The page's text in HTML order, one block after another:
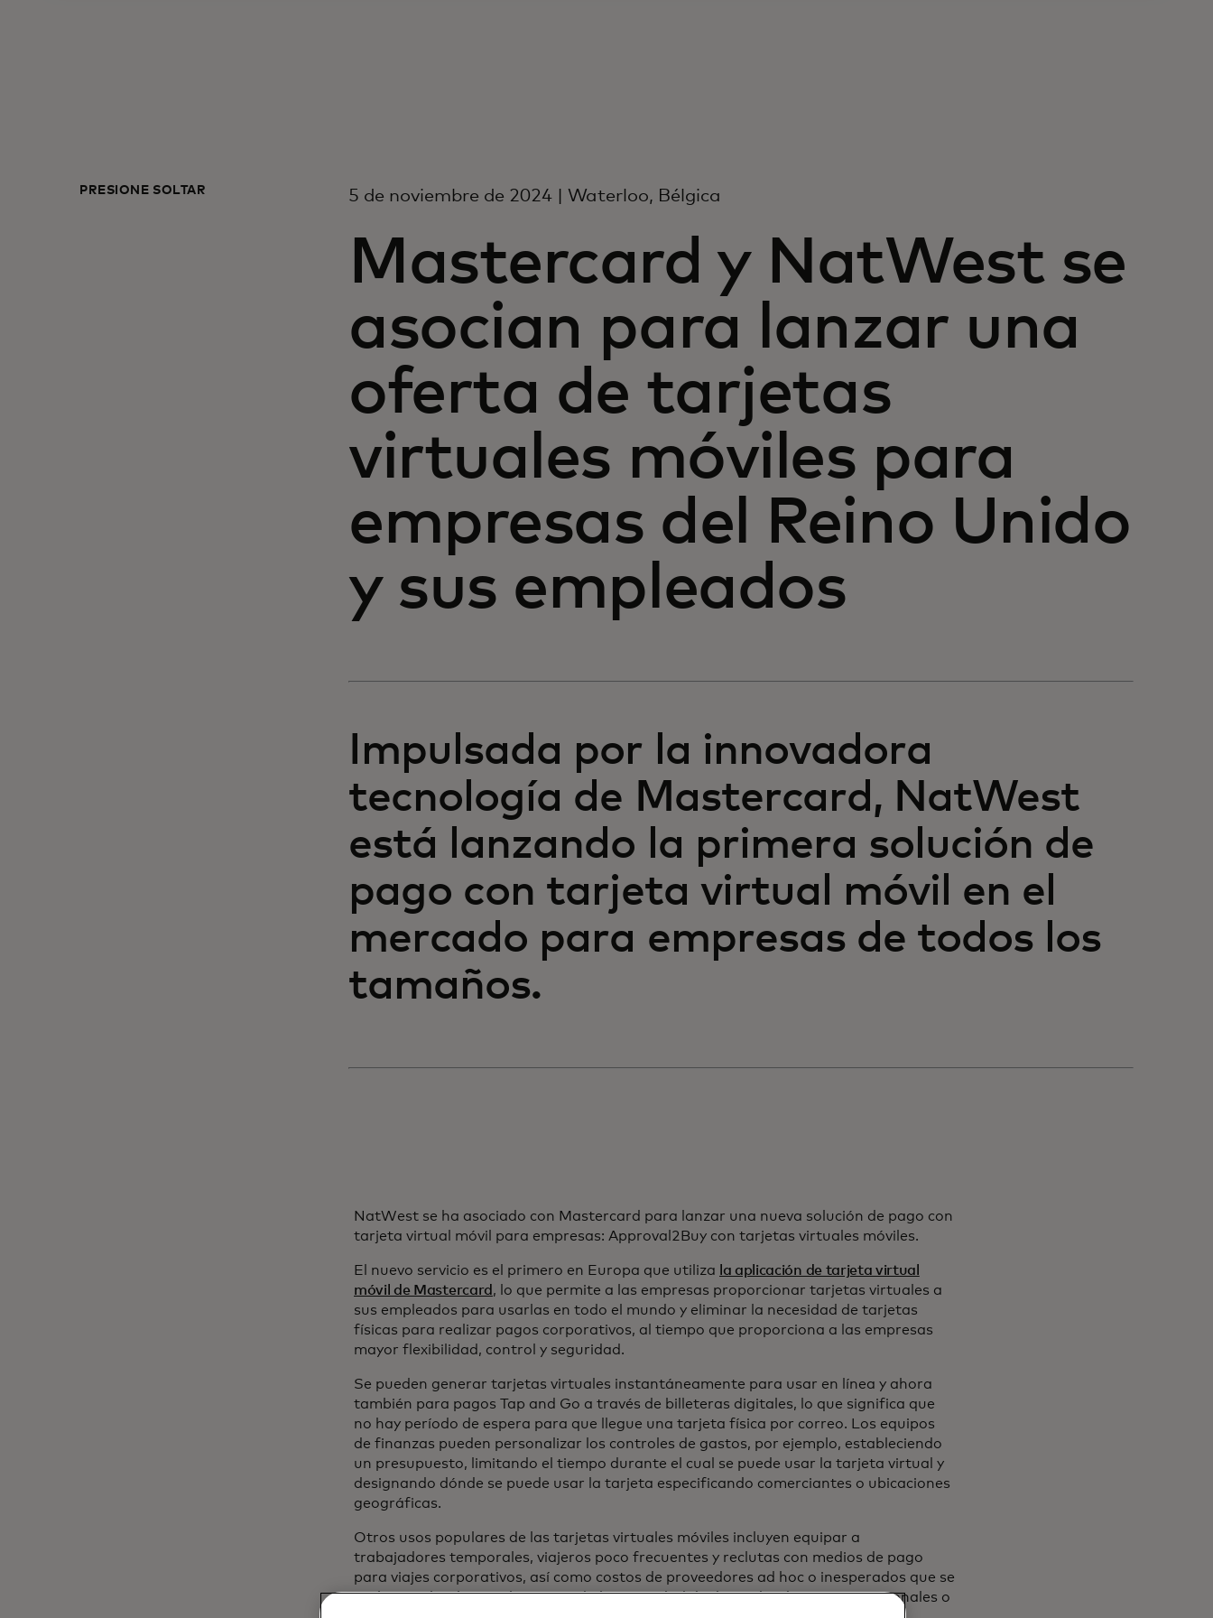
PRESIONE SOLTAR 5 de noviembre de 2024 | Waterloo, Bélgica
Mastercard y NatWest se
asocian para lanzar una
oferta de tarjetas
virtuales móviles para
empresas del Reino Unido
y sus empleados
Impulsada por la innovadora
tecnología de Mastercard, NatWest
está lanzando la primera solución de
pago con tarjeta virtual móvil en el
mercado para empresas de todos los
tamaños.
NatWest se ha asociado con Mastercard para lanzar una nueva solución de pago con
tarjeta virtual móvil para empresas: Approval2Buy con tarjetas virtuales móviles.
El nuevo servicio es el primero en Europa que utiliza
la aplicación de tarjeta virtual
móvil de Mastercard , lo que permite a las empresas proporcionar tarjetas virtuales a
sus empleados para usarlas en todo el mundo y eliminar la necesidad de tarjetas
físicas para realizar pagos corporativos, al tiempo que proporciona a las empresas
mayor flexibilidad, control y seguridad.
Se pueden generar tarjetas virtuales instantáneamente para usar en línea y ahora
también para pagos Tap and Go a través de billeteras digitales, lo que significa que
no hay período de espera para que llegue una tarjeta física por correo. Los equipos
de finanzas pueden personalizar los controles de gastos, por ejemplo, estableciendo
un presupuesto, limitando el tiempo durante el cual se puede usar la tarjeta virtual y
designando dónde se puede usar la tarjeta especificando comerciantes o ubicaciones
geográficas.
Otros usos populares de las tarjetas virtuales móviles incluyen equipar a
trabajadores temporales, viajeros poco frecuentes y reclutas con medios de pago
para viajes corporativos, así como costos de proveedores ad hoc o inesperados que se
realizan sobre la marcha, evitando la necesidad de depender de tarjetas personales o